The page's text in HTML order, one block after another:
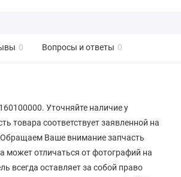
0 Вопросы и ответы 0
Уточняйте наличие у
товара соответствует заявленной на
Обращаем Ваше внимание запчасть
может отличаться от фотографий на
всегда оставляет за собой право